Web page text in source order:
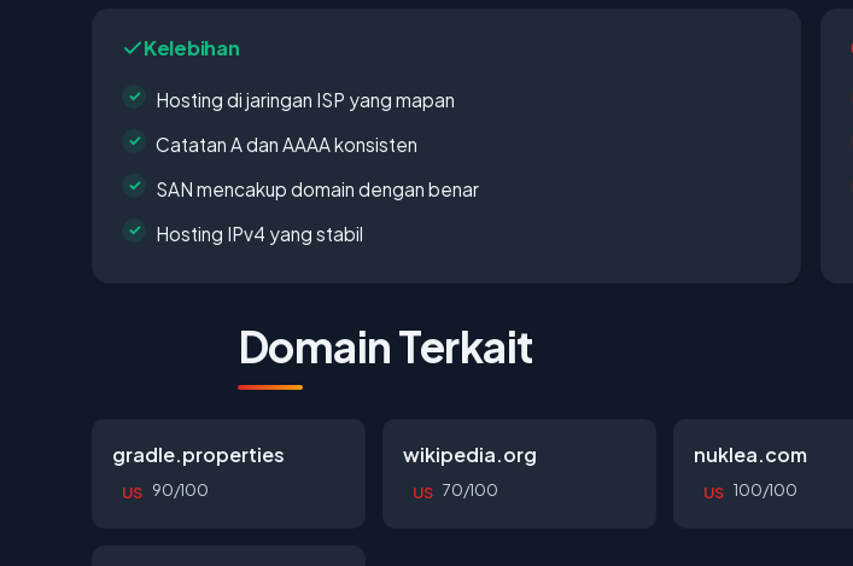
Kelebihan
Hosting di jaringan ISP yang mapan
Catatan A dan AAAA konsisten
SAN mencakup domain dengan benar
Hosting IPv4 yang stabil
Domain Terkait
gradle.properties
US 90/100
wikipedia.org
US 70/100
nuklea.com
US 100/100